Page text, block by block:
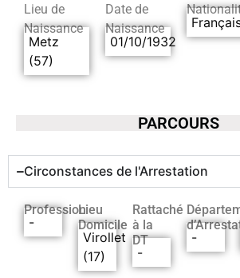
Lieu de
Naissance
Metz
(57)
Date de
Naissance
01/10/1932
PARCOURS
Circonstances de l'Arrestation
Profession
-
Lieu
Domicile
Virollet
(17)
Rattaché
à la
DT
-
-